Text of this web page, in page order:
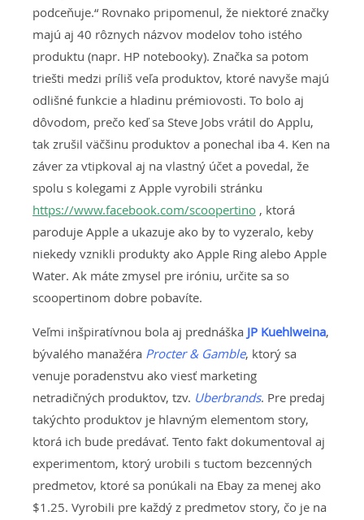
podceňuje.“ Rovnako pripomenul, že niektoré značky
majú aj 40 rôznych názvov modelov toho istého
produktu (napr. HP notebooky). Značka sa potom
triešti medzi príliš veľa produktov, ktoré navyše majú
odlišné funkcie a hladinu prémiovosti. To bolo aj
dôvodom, prečo keď sa Steve Jobs vrátil do Applu,
tak zrušil väčšinu produktov a ponechal iba 4. Ken na
záver za vtipkoval aj na vlastný účet a povedal, že
spolu s kolegami z Apple vyrobili stránku
https://www.facebook.com/scoopertino , ktorá
paroduje Apple a ukazuje ako by to vyzeralo, keby
niekedy vznikli produkty ako Apple Ring alebo Apple
Water. Ak máte zmysel pre iróniu, určite sa so
scoopertinom dobre pobavíte.
Veľmi inšpiratívnou bola aj prednáška JP Kuehlweina,
bývalého manažéra Procter& Gamble, ktorý sa
venuje poradenstvu ako viesť marketing
netradičných produktov, tzv. Uberbrands. Pre predaj
takýchto produktov je hlavným elementom story,
ktorá ich bude predávať. Tento fakt dokumentoval aj
experimentom, ktorý urobili s tuctom bezcenných
predmetov, ktoré sa ponúkali na Ebay za menej ako
$1.25. Vyrobili pre každý z predmetov story, čo je na